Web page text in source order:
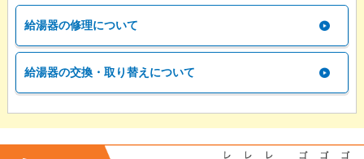
給湯器の修理について
給湯器の交換・取り替えについて